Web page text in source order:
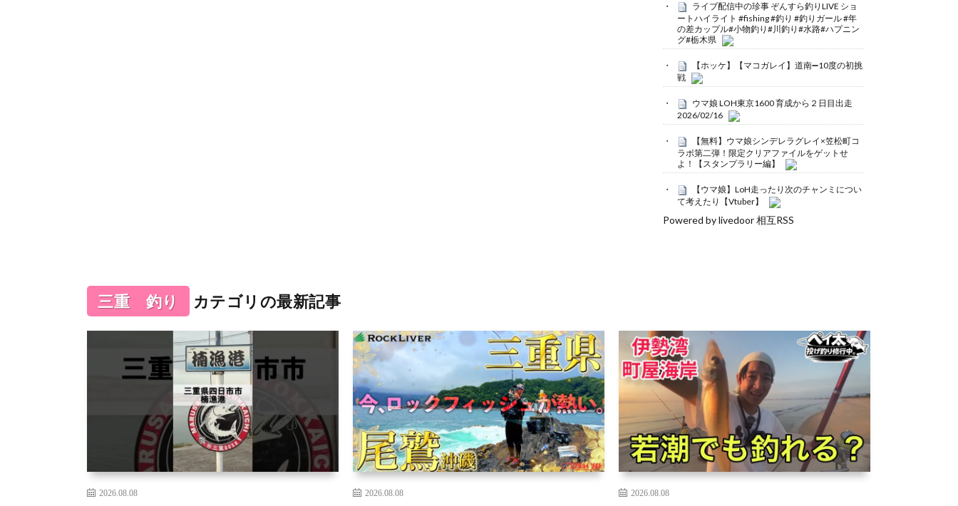
ライブ配信中の珍事 ぞんすら釣りLIVE ショ
ートハイライト #fishing #釣り #釣りガール #年
の差カップル#小物釣り#川釣り#水路#ハプニン
グ#栃木県
【ホッケ】【マコガレイ】道南➖10度の初挑
戦
ウマ娘 LOH東京1600 育成から２日目出走
2026/02/16
【無料】ウマ娘シンデレラグレイ×笠松町コ
ラボ第二弾！限定クリアファイルをゲットせ
よ！【スタンプラリー編】
【ウマ娘】LoH走ったり次のチャンミについ
て考えたり【Vtuber】
Powered by livedoor 相互RSS
三重 釣り カテゴリの最新記事
2026.08.08 2026.08.08 2026.08.08